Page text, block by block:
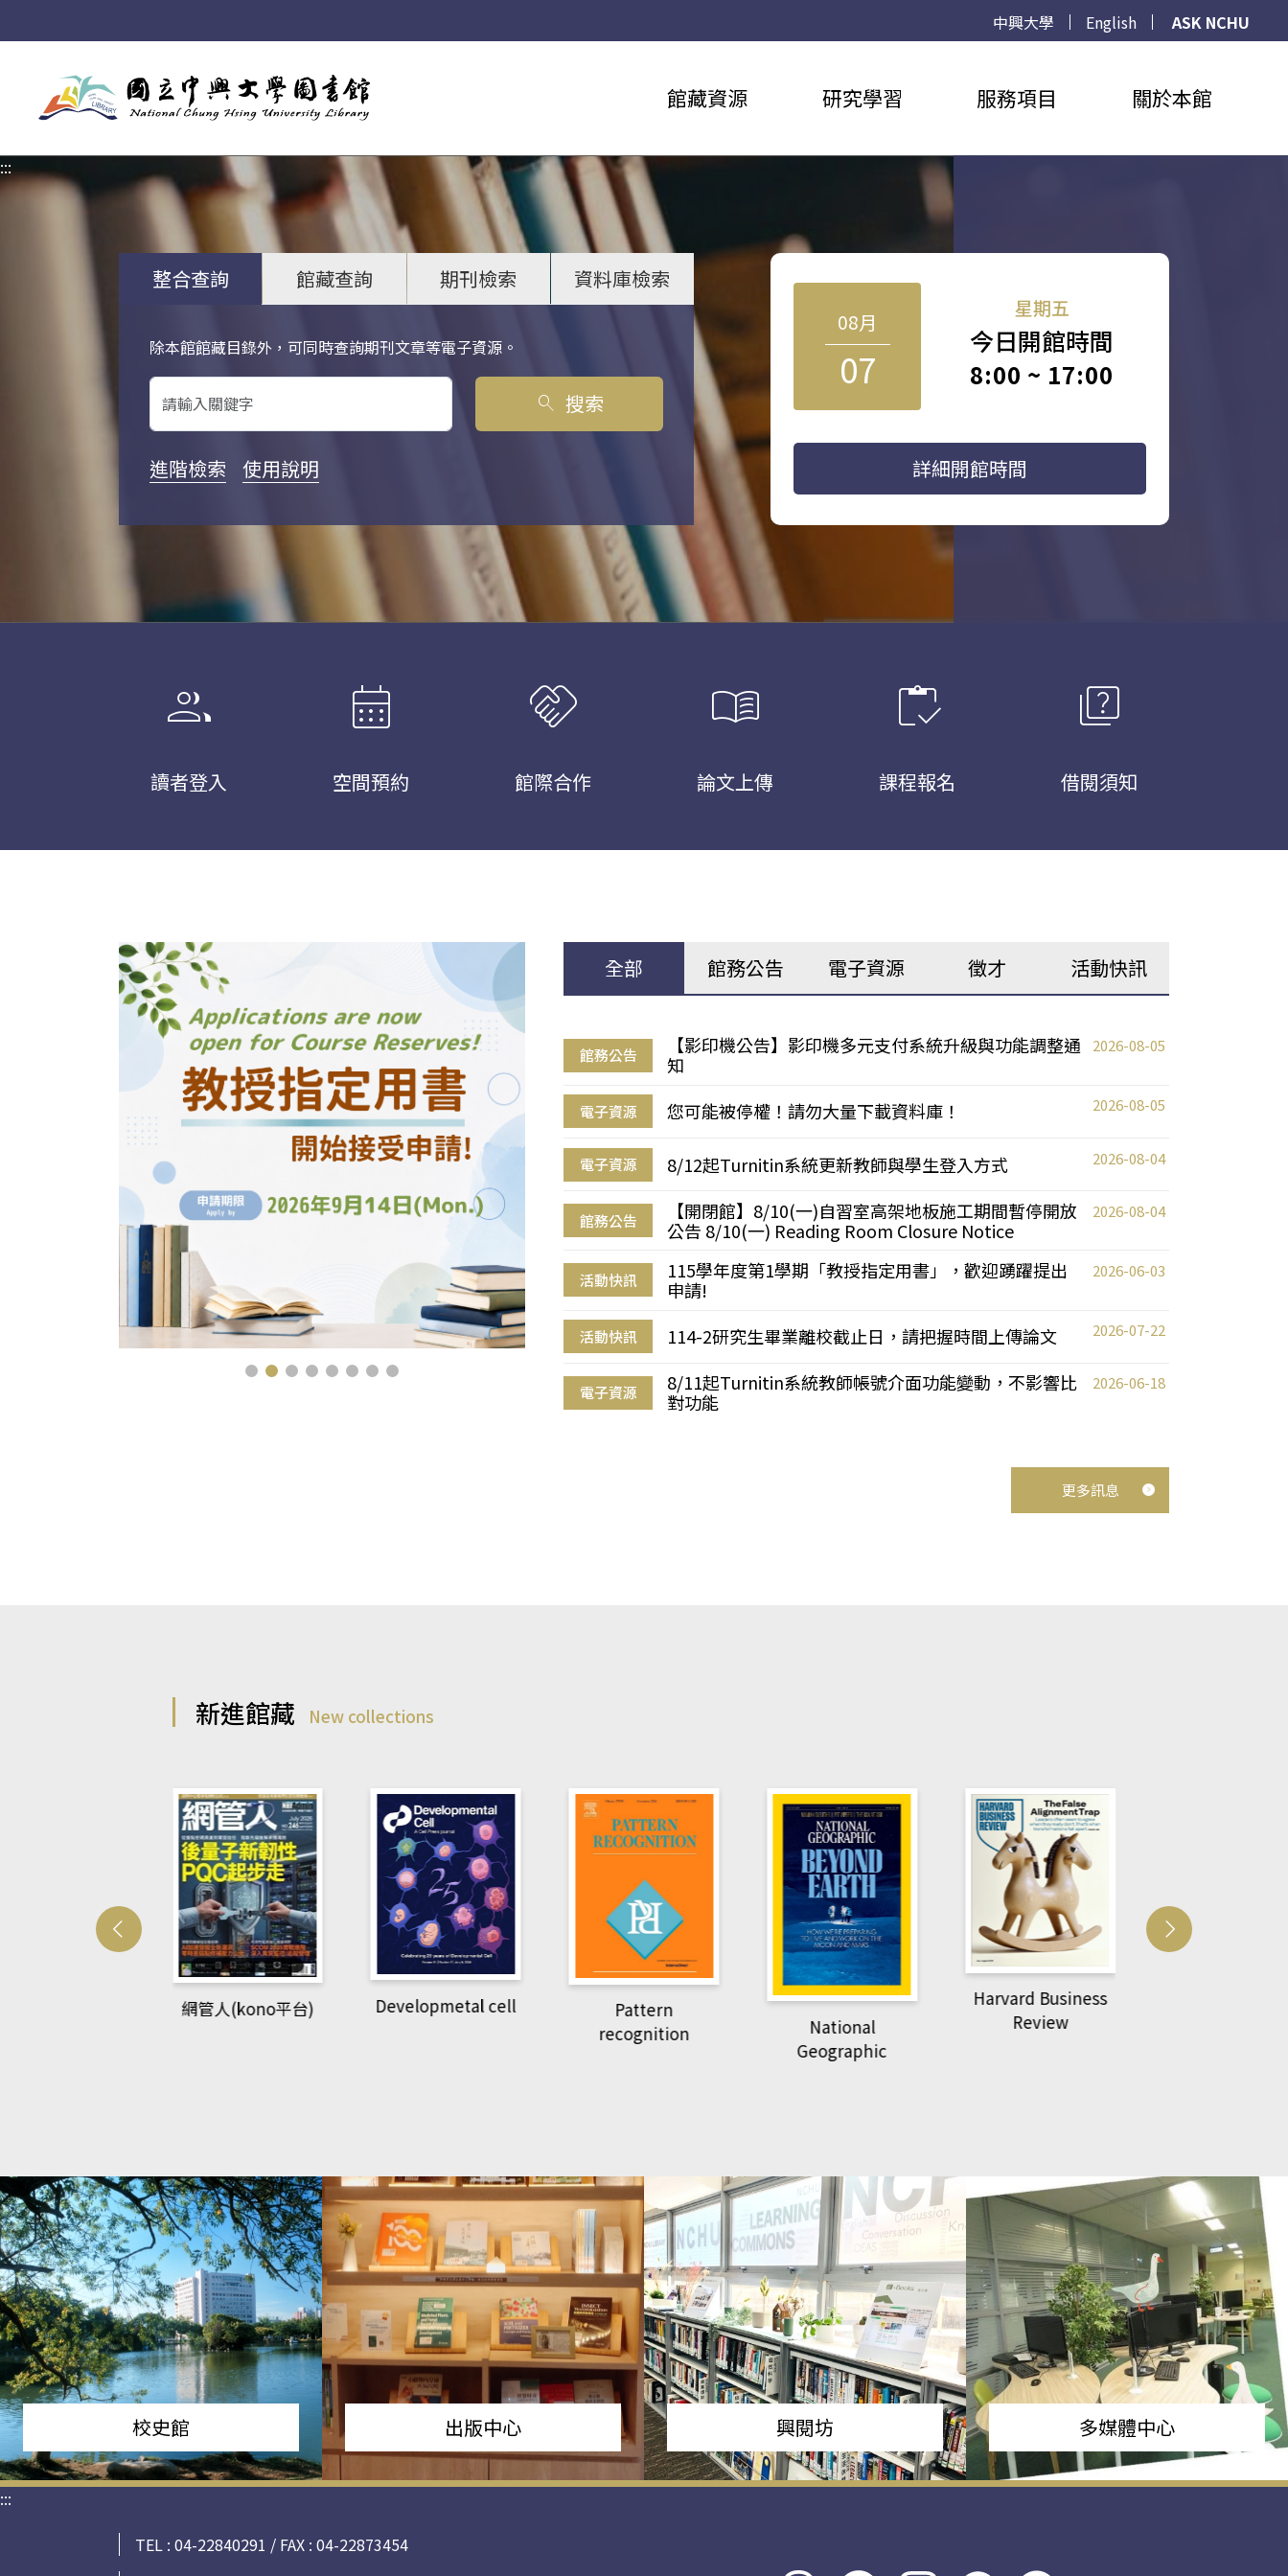
中興大學 English
ASK NCHU
館藏資源 研究學習 服務項目 關於本館
:::
整合查詢 館藏查詢 期刊檢索 資料庫檢索
除本館館藏目錄外，可同時查詢期刊文章等電子資源。
關鍵字搜尋
search 搜索
進階檢索 使用說明
08月
07
星期五
今日開館時間
8:00 ~ 17:00
詳細開館時間
group
讀者登入
calendar_month
空間預約
handshake
館際合作
menu_book
論文上傳
inventory
課程報名
quiz
借閱須知
全部 館務公告 電子資源 徵才 活動快訊
館務公告
【影印機公告】影印機多元支付系統升級與功能調整通
知
2026-08-05
電子資源 您可能被停權！請勿大量下載資料庫！ 2026-08-05
電子資源 8/12起Turnitin系統更新教師與學生登入方式 2026-08-04
館務公告
【開閉館】8/10(一)自習室高架地板施工期間暫停開放
公告 8/10(一) Reading Room Closure Notice
2026-08-04
活動快訊
115學年度第1學期「教授指定用書」，歡迎踴躍提出
申請!
2026-06-03
活動快訊 114-2研究生畢業離校截止日，請把握時間上傳論文 2026-07-22
電子資源
8/11起Turnitin系統教師帳號介面功能變動，不影響比
對功能
2026-06-18
更多訊息
新進館藏 New collections
網管人(kono平台) Developmetal cell
Pattern
recognition
National
Geographic
Harvard Business
Review
校史館 出版中心 興閱坊 多媒體中心
:::
TEL : 04-22840291 / FAX : 04-22873454